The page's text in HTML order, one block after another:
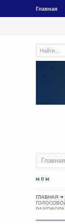
Главная
Главная
ГЛАВНАЯ